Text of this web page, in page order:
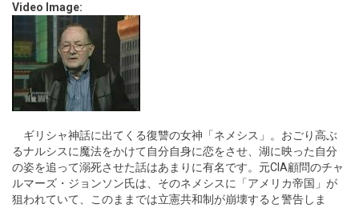
Video Image:
ギリシャ神話に出てくる復讐の女神「ネメシス」。おごり高ぶ
るナルシスに魔法をかけて自分自身に恋をさせ、湖に映った自分
の姿を追って溺死させた話はあまりに有名です。元CIA顧問のチャ
ルマーズ・ジョンソン氏は、そのネメシスに「アメリカ帝国」が
狙われていて、このままでは立憲共和制が崩壊すると警告しま